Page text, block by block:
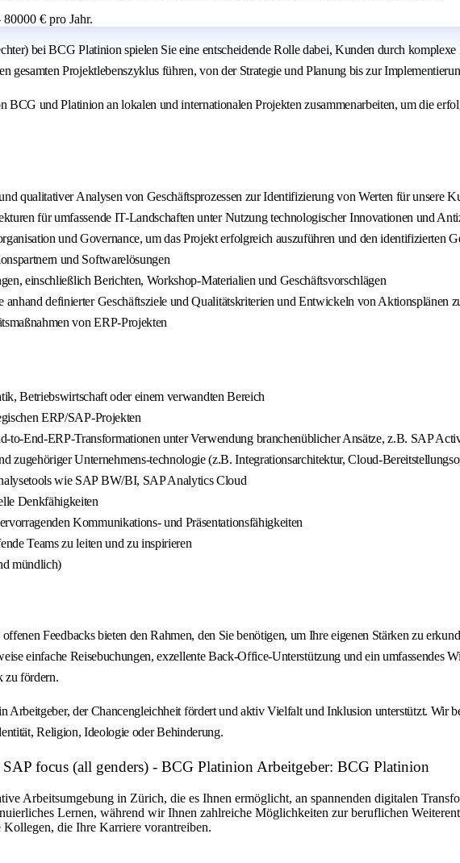
€ pro Jahr.
bei BCG Platinion spielen Sie eine entscheidende Rolle dabei, Kunden durch
Projektlebenszyklus führen, von der Strategie und Planung bis zur
BCG und Platinion an lokalen und internationalen Projekten zusammenarbeiten, um die
qualitativer Analysen von Geschäftsprozessen zur Identifizierung von Werten für unsere
für umfassende IT-Landschaften unter Nutzung technologischer Innovationen und
und Governance, um das Projekt erfolgreich auszuführen und den identifizierten
und Softwarelösungen
einschließlich Berichten, Workshop-Materialien und Geschäftsvorschlägen
definierter Geschäftsziele und Qualitätskriterien und Entwickeln von Aktionsplänen
von ERP-Projekten
Betriebswirtschaft oder einem verwandten Bereich
ERP/SAP-Projekten
to-End-ERP-Transformationen unter Verwendung branchenüblicher Ansätze, z.B. SAP
zugehöriger Unternehmens-technologie (z.B. Integrationsarchitektur, Cloud-
wie SAP BW/BI, SAP Analytics Cloud
Denkfähigkeiten
Kommunikations- und Präsentationsfähigkeiten
Teams zu leiten und zu inspirieren
mündlich)
Feedbacks bieten den Rahmen, den Sie benötigen, um Ihre eigenen Stärken zu
einfache Reisebuchungen, exzellente Back-Office-Unterstützung und ein umfassendes
zu fördern.
Arbeitgeber, der Chancengleichheit fördert und aktiv Vielfalt und Inklusion unterstützt. Wir
Religion, Ideologie oder Behinderung.
focus (all genders) - BCG Platinion Arbeitgeber: BCG Platinion
Arbeitsumgebung in Zürich, die es Ihnen ermöglicht, an spannenden digitalen
Lernen, während wir Ihnen zahlreiche Möglichkeiten zur beruflichen
die Ihre Karriere vorantreiben.